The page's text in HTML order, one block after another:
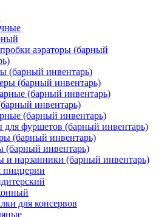
аэраторы (барный
(барный инвентарь)
(барный инвентарь)
(барный инвентарь)
инвентарь)
(барный инвентарь)
фуршетов (барный инвентарь)
(барный инвентарь)
(барный инвентарь)
нарзанники (барный инвентарь)
пиццерии
для консервов